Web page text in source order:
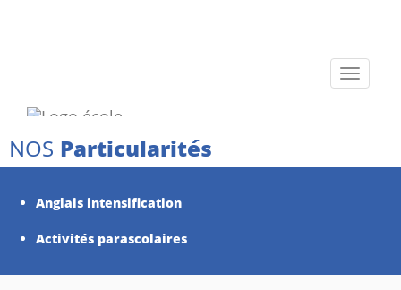
Toggle
NOS Particularités
Anglais intensification
Activités parascolaires